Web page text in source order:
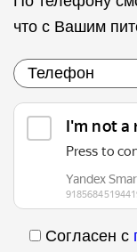
что с Вашим
Согласен с